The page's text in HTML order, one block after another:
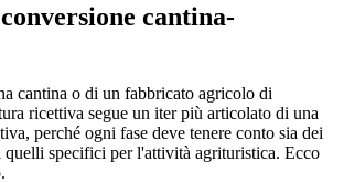
cantina-
cantina o di un fabbricato agricolo di
ricettiva segue un iter più articolato di una
perché ogni fase deve tenere conto sia dei
specifici per l'attività agrituristica. Ecco